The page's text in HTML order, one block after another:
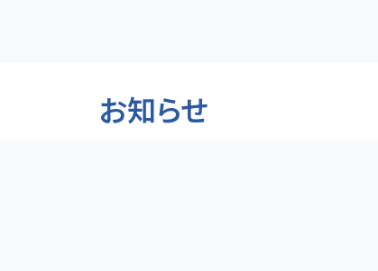
お知らせ